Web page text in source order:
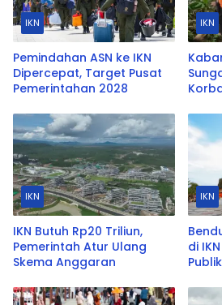
IKN
Pemindahan ASN ke IKN
Dipercepat, Target Pusat
Pemerintahan 2028
IKN
IKN
IKN Butuh Rp20 Triliun,
Pemerintah Atur Ulang
Skema Anggaran
IKN
di